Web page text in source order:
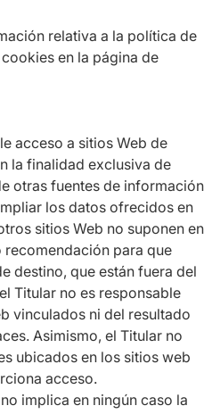
relativa a la política de
en la página de
acceso a sitios Web de
la finalidad exclusiva de
otras fuentes de información
los datos ofrecidos en
sitios Web no suponen en
recomendación para que
destino, que están fuera del
Titular no es responsable
vinculados ni del resultado
Asimismo, el Titular no
ubicados en los sitios web
acceso.
implica en ningún caso la